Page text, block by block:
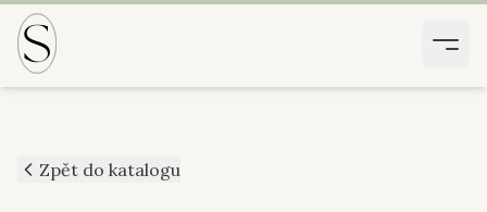
Zpět do katalogu